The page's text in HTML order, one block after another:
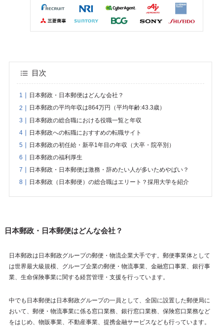
目次
日本郵政・日本郵便はどんな会社？
日本郵政の平均年収は864万円（平均年齢:43.3歳）
日本郵政の総合職における役職一覧と年収
日本郵政への転職におすすめの転職サイト
日本郵政の初任給・新卒1年目の年収（大卒・院卒別）
日本郵政の福利厚生
日本郵政・日本郵便は激務・辞めたい人が多いためやばい？
日本郵政（日本郵便）の総合職はエリート？採用大学を紹介
日本郵政・日本郵便はどんな会社？
日本郵政は日本郵政グループの郵便・物流企業大手です。郵便事業体として
は世界最大級規模、グループ企業の郵便・物流事業、金融窓口事業、銀行事
業、生命保険事業に関する経営管理・支援を行っています。
中でも日本郵便は日本郵政グループの一員として、全国に設置した郵便局に
おいて、郵便・物流事業に係る窓口業務、銀行窓口業務、保険窓口業務など
をはじめ、物販事業、不動産事業、提携金融サービスなども行っています。